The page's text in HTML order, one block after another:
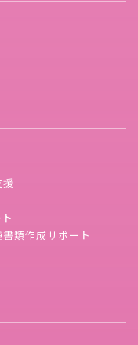
類作成サポート